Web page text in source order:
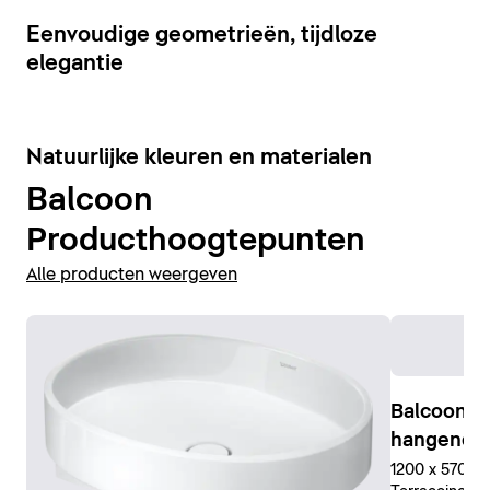
Eenvoudige geometrieën, tijdloze
elegantie
Natuurlijke kleuren en materialen
Balcoon
Producthoogtepunten
Alle producten weergeven
Balcoon
hangend
1200 x 570 x